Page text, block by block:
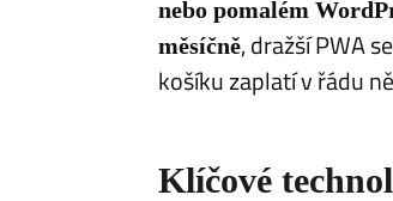
nebo pomalém
měsíčně, dražší PWA
košíku zaplatí v řádu
​Klíčové